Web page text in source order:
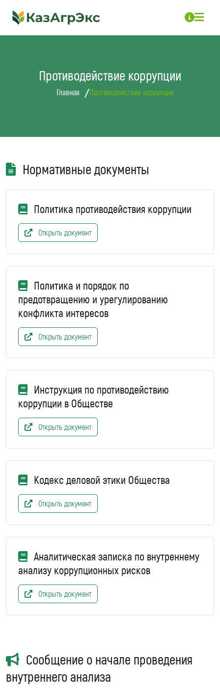
Противодействие коррупции
Главная Противодействие коррупции
Нормативные документы
Политика противодействия коррупции
Открыть документ
Политика и порядок по
предотвращению и урегулированию
конфликта интересов
Открыть документ
Инструкция по противодействию
коррупции в Обществе
Открыть документ
Кодекс деловой этики Общества
Открыть документ
Аналитическая записка по внутреннему
анализу коррупционных рисков
Открыть документ
Сообщение о начале проведения
внутреннего анализа